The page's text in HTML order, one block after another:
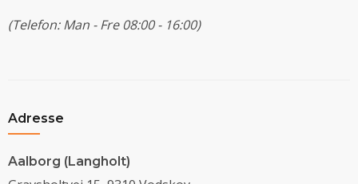
(Telefon: Man - Fre 08:00 - 16:00)
Adresse
Aalborg (Langholt)